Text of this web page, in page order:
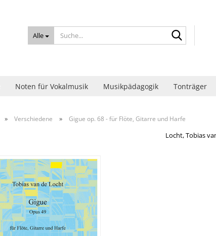
Alle
Noten für Vokalmusik Musikpädagogik Tonträger
» Verschiedene » Gigue op. 68 - für Flöte, Gitarre und Harfe
Locht, Tobias